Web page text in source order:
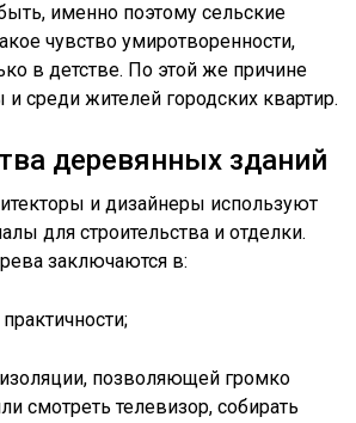
именно поэтому сельские
чувство умиротворенности,
в детстве. По этой же причине
и среди жителей городских квартир.
деревянных зданий
и дизайнеры используют
для строительства и отделки.
заключаются в:
позволяющей громко
смотреть телевизор, собирать